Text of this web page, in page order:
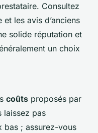
Consultez
les avis d’anciens
solide réputation et
un choix
coûts proposés par
laissez pas
bas ; assurez-vous